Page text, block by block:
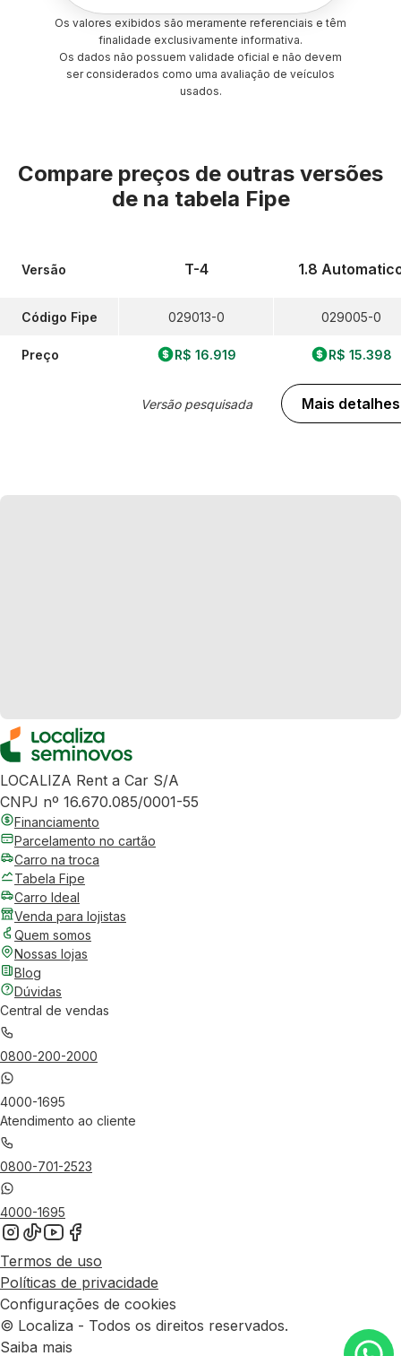
Os valores exibidos são meramente referenciais e têm
finalidade exclusivamente informativa.
Os dados não possuem validade oficial e não devem
ser considerados como uma avaliação de veículos
usados.
Compare preços de outras versões
de na tabela Fipe
Versão
Código Fipe
Preço
T-4
029013-0
R$ 16.919
Versão pesquisada
1.8
029005-0
R$ 15.398
Mais detalhes
LOCALIZA Rent a Car S/A
CNPJ nº 16.670.085/0001-55
Financiamento
Parcelamento no cartão
Carro na troca
Tabela Fipe
Carro Ideal
Venda para lojistas
Quem somos
Nossas lojas
Blog
Dúvidas
Central de vendas
0800-200-2000
4000-1695
Atendimento ao cliente
0800-701-2523
4000-1695
Termos de uso
Políticas de privacidade
Configurações de cookies
© Localiza - Todos os direitos reservados.
Saiba mais